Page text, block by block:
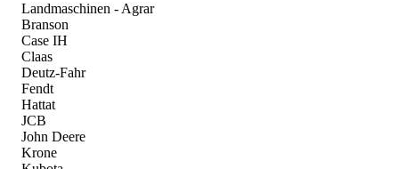
Landmaschinen - Agrar
Branson
Case IH
Claas
Deutz-Fahr
Fendt
Hattat
JCB
John Deere
Krone